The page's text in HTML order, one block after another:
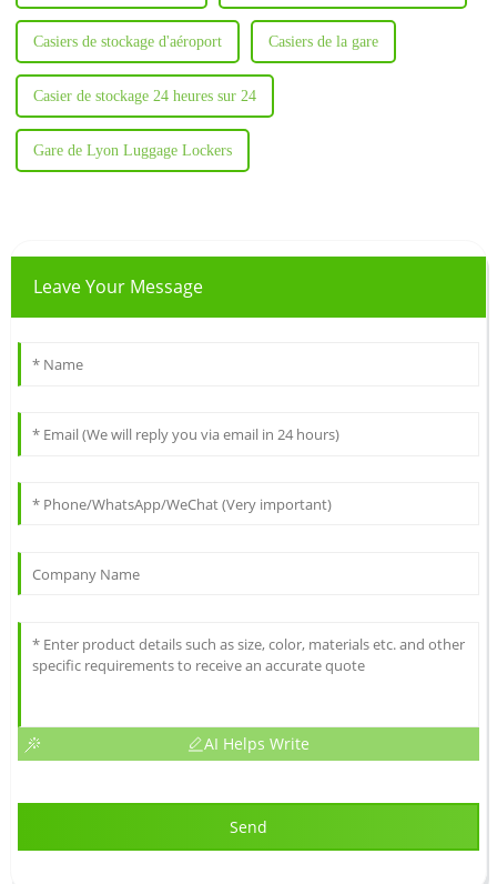
Casiers de stockage d'aéroport Casiers de la gare
Casier de stockage 24 heures sur 24
Gare de Lyon Luggage Lockers
Leave Your Message
AI Helps Write
Send